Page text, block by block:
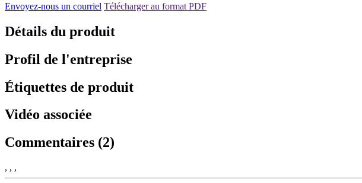
Envoyez-nous un courriel Télécharger au format PDF
Détails du produit
Profil de l'entreprise
Étiquettes de produit
Vidéo associée
Commentaires (2)
, , ,